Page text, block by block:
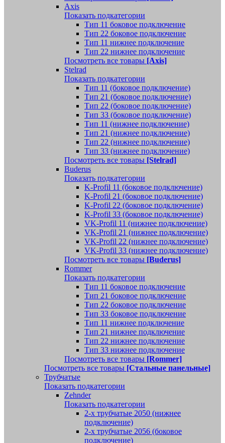
Axis
Показать подкатегории
Тип 11 боковое подключение
Тип 22 боковое подключение
Тип 11 нижнее подключение
Тип 22 нижнее подключение
Посмотреть все товары [Axis]
Stelrad
Показать подкатегории
Tип 11 (боковое подключение)
Тип 21 (боковое подключение)
Тип 22 (боковое подключение)
Тип 33 (боковое подключение)
Тип 11 (нижнее подключение)
Тип 21 (нижнее подключение)
Тип 22 (нижнее подключение)
Тип 33 (нижнее подключение)
Посмотреть все товары [Stelrad]
Buderus
Показать подкатегории
K-Profil 11 (боковое подключение)
K-Profil 21 (боковое подключение)
K-Profil 22 (боковое подключение)
K-Profil 33 (боковое подключение)
VK-Profil 11 (нижнее подключение)
VK-Profil 21 (нижнее подключение)
VK-Profil 22 (нижнее подключение)
VK-Profil 33 (нижнее подключение)
Посмотреть все товары [Buderus]
Rommer
Показать подкатегории
Тип 11 боковое подключение
Тип 21 боковое подключение
Тип 22 боковое подключение
Тип 33 боковое подключение
Тип 11 нижнее подключение
Тип 21 нижнее подключение
Тип 22 нижнее подключение
Тип 33 нижнее подключение
Посмотреть все товары [Rommer]
Посмотреть все товары [Стальные панельные]
Трубчатые
Показать подкатегории
Zehnder
Показать подкатегории
2-х трубчатые 2050 (нижнее
подключение)
2-х трубчатые 2056 (боковое
подключение)